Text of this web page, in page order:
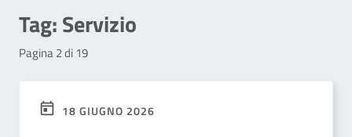
Tag:Servizio
Pagina 2 di 19
18 GIUGNO 2026